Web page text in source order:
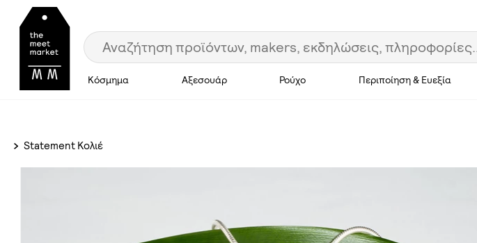
Κόσμημα Αξεσουάρ Ρούχο Περιποίηση & Ευεξία
Statement Κολιέ